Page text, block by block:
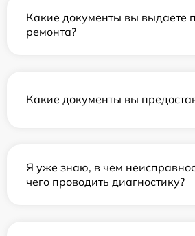
Какие документы вы выдаете
ремонта?
Какие документы вы
Я уже знаю, в чем
чего проводить диагностику?